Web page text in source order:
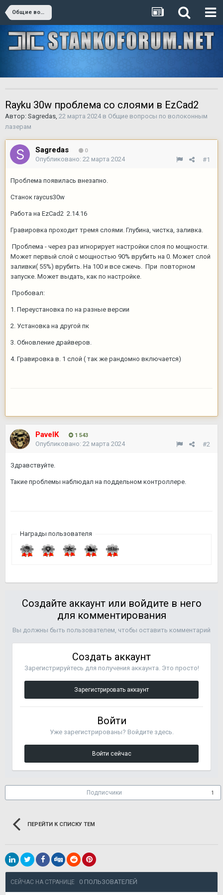
Общие вопросы по волоконным лазерам
Rayku 30w проблема со слоями в EzCad2
Автор: Sagredas, 22 марта 2024в Общие вопросы по волоконным
лазерам
Sagredas 0
#1
Опубликовано: 22 марта 2024
Проблема появилась внезапно.
Станок raycus30w
Работа на EzCad2 2.14.16
Гравировка проходит тремя слоями. Глубина, чистка, заливка.
Проблема - через раз игнорирует настройки слоя по мощности.
Может первый слой с мощностью 90% врубить на 0. Может слой
заливки( 55%) врубить. На 100 и все сжечь. При повторном
запуске. Может выдать, как по настройке.
Пробовал:
1. Переустановка по на разные версии
2. Установка на другой пк
3. Обновление драйверов.
4. Гравировка в. 1 слой ( так же рандомно включается)
PavelK 1 543
#2
Опубликовано: 22 марта 2024
Здравствуйте.
Такие проблемы наблюдал на поддельном контроллере.
Награды пользователя
Создайте аккаунт или войдите в него
для комментирования
Вы должны быть пользователем, чтобы оставить комментарий
Создать аккаунт
Зарегистрируйтесь для получения аккаунта. Это просто!
Зарегистрировать аккаунт
Войти
Уже зарегистрированы? Войдите здесь.
Войти сейчас
Подписчики 1
ПЕРЕЙТИ К СПИСКУ ТЕМ
СЕЙЧАС НА СТРАНИЦЕ 0 ПОЛЬЗОВАТЕЛЕЙ